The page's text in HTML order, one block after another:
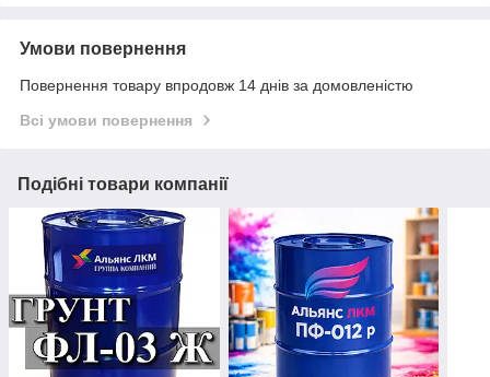
Умови повернення
Повернення товару впродовж 14 днів за домовленістю
Всі умови повернення
Подібні товари компанії